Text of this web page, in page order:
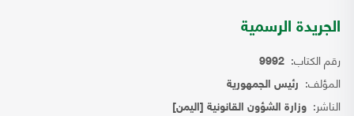
الجريدة الرسمية
رقم الكتاب: 9992
المؤلف: رئيس الجمهورية
الناشر: وزارة الشؤون القانونية [اليمن]